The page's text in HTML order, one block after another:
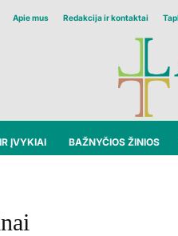
Apie mus Redakcija ir kontaktai
ĮVYKIAI BAŽNYČIOS ŽINIOS